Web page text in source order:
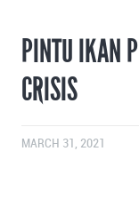
PINTU IKAN
CRISIS
MARCH 31, 2021